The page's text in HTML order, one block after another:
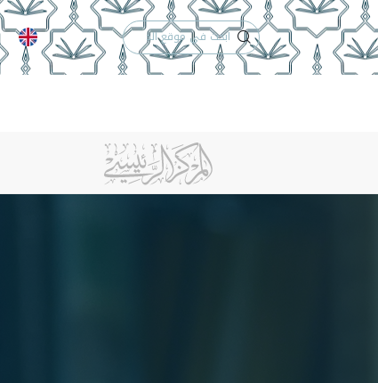
الدعم الفنيالتقويم الجامعي